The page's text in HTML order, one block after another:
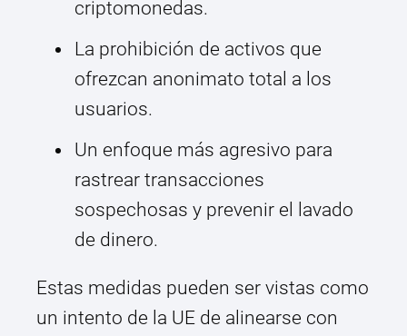
criptomonedas.
La prohibición de activos que
ofrezcan anonimato total a los
usuarios.
Un enfoque más agresivo para
rastrear transacciones
sospechosas y prevenir el lavado
de dinero.
Estas medidas pueden ser vistas como
un intento de la UE de alinearse con